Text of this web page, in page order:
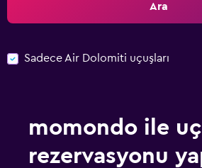
Ara
Sadece Air Dolomiti uçuşları
momondo ile
rezervasyonu